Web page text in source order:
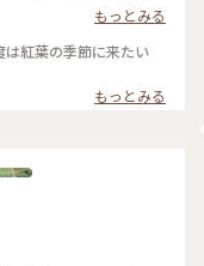
もっとみる
紅葉の季節に来たい
もっとみる